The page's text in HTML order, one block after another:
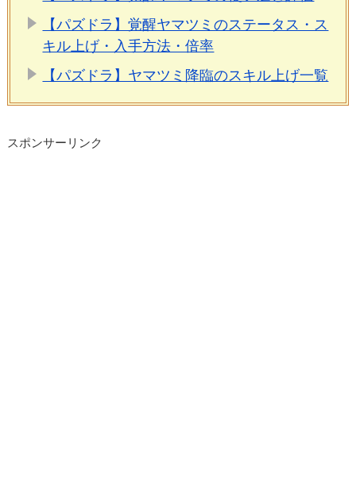
【パズドラ】覚醒ヤマツミのステータス・ス
キル上げ・入手方法・倍率
【パズドラ】ヤマツミ降臨のスキル上げ一覧
スポンサーリンク